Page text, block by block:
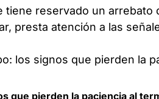
tiene reservado un arrebato
presta atención a las
que pierden la paciencia al